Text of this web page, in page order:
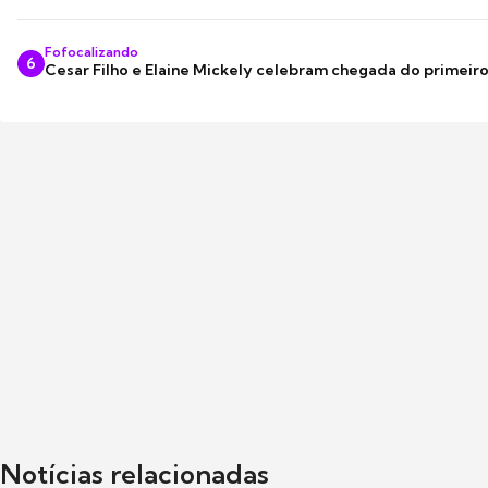
6
Fofocalizando
Cesar Filho e Elaine Mickely celebram chegada do
Notícias relacionadas